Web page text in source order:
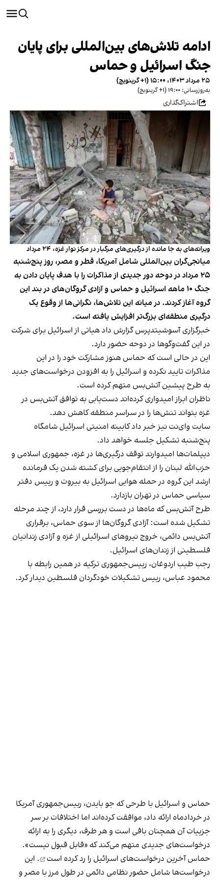
ادامه تلاش‌های بین‌المللی برای پایان
جنگ اسرائیل و حماس
۲۵ مرداد ۱۴۰۳، ۱۵:۰۰ (‎+۱ گرینویچ)
به‌روزرسانی: ۱۹:۰۰ (‎+۱ گرینویچ)
اشتراک‌گذاری
ویرانه‌های به جا مانده از درگیری‌های مرگبار در مرکز نوار غزه، ۲۴ مرداد
میانجی‌گران بین‌المللی شامل آمریکا، قطر و مصر، روز پنج‌شنبه
۲۵ مرداد در دوحه دور جدیدی از مذاکرات را با هدف پایان دادن به
جنگ ۱۰ ماهه اسرائیل و حماس و آزادی گروگان‌های در بند این
گروه آغاز کردند. در میانه این تلاش‌ها، نگرانی‌ها از وقوع یک
درگیری منطقه‌ای بزرگ‌تر افزایش یافته است.
خبرگزاری آسوشیتدپرس گزارش داد هیاتی از اسرائیل برای شرکت
در این گفت‌وگوها در دوحه حضور دارد.
این در حالی است که حماس هنوز مشارکت خود را در این
مذاکرات تایید نکرده و اسرائیل را به افزودن درخواست‌های جدید
به طرح پیشین آتش‌بس متهم کرده است.
ناظران ابراز امیدواری کرده‌اند دست‌یابی به توافق آتش‌بس در
غزه بتواند تنش‌ها را در سراسر منطقه کاهش دهد.
سایت وای‌نت نیز خبر داد کابینه امنیتی اسرائیل شامگاه
پنج‌شنبه تشکیل جلسه خواهد داد.
دیپلمات‌ها امیدوارند توقف درگیری‌ها در غزه، جمهوری اسلامی و
حزب‌الله لبنان را از انتقام‌جویی برای کشته شدن یک فرمانده
ارشد این گروه در حمله هوایی اسرائیل به بیروت و رییس دفتر
سیاسی حماس در تهران بازدارد.
طرح آتش‌بس که ماه‌ها در دست بررسی قرار دارد، از چند مرحله
تشکیل شده است: آزادی گروگان‌ها از سوی حماس، برقراری
آتش‌بس دائمی، خروج نیروهای اسرائیلی از غزه و آزادی زندانیان
فلسطینی از زندان‌های اسرائیل.
رجب طیب اردوغان، رییس‌جمهوری ترکیه در همین رابطه با
محمود عباس، رییس تشکیلات خودگردان فلسطین دیدار کرد.
حماس و اسرائیل با طرحی که جو بایدن، ربیس‌جمهوری آمریکا
در خردادماه ارائه داد، موافقت کرده‌اند اما اختلافات بر سر
جزییات آن همچنان باقی است و هر طرف، دیگری را به ارائه
درخواست‌های جدیدی متهم می‌کند که «قابل قبول نیست».
حماس آخرین درخواست‌های اسرائیل را رد کرده است
. این
درخواست‌ها شامل حضور نظامی دائمی در طول مرز با مصر و